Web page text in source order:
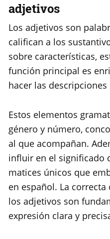
adjetivos
Los adjetivos son
califican a los
sobre características,
función principal es
hacer las
Estos elementos
género y número,
al que acompañan.
influir en el significado
matices únicos que
en español. La
los adjetivos son
expresión clara y